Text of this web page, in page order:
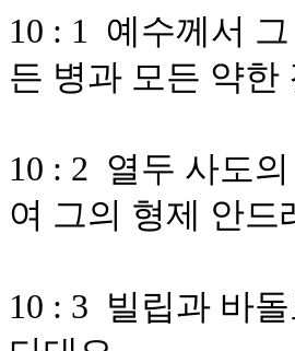
10 : 1 예수께서
든 병과 모든 약한
10 : 2 열두 사도
여 그의 형제 안드
10 : 3 빌립과 바